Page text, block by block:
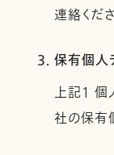
連絡くだ
3. 保有個人
上記１ 個
社の保有